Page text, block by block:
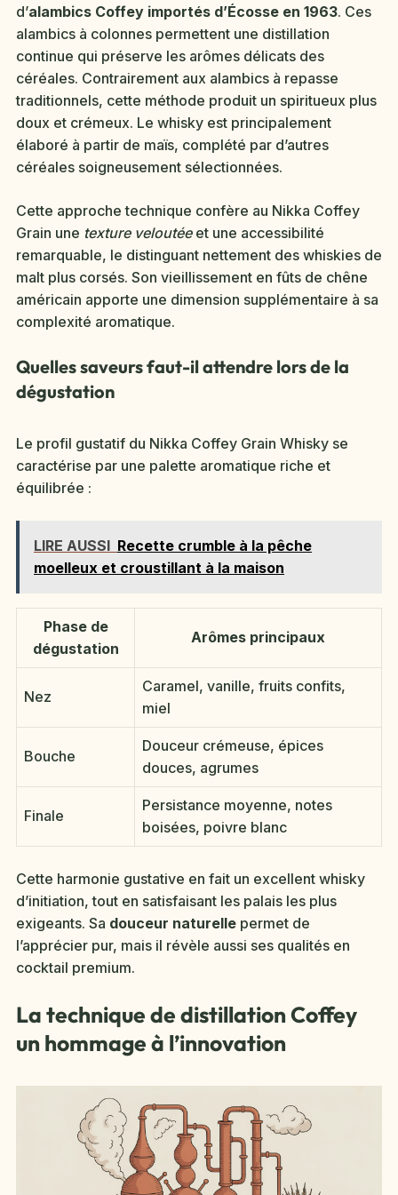
d’alambics Coffey importés d’Écosse en 1963. Ces
alambics à colonnes permettent une distillation
continue qui préserve les arômes délicats des
céréales. Contrairement aux alambics à repasse
traditionnels, cette méthode produit un spiritueux plus
doux et crémeux. Le whisky est principalement
élaboré à partir de maïs, complété par d’autres
céréales soigneusement sélectionnées.
Cette approche technique confère au Nikka Coffey
Grain une texture veloutéeet une accessibilité
remarquable, le distinguant nettement des whiskies de
malt plus corsés. Son vieillissement en fûts de chêne
américain apporte une dimension supplémentaire à sa
complexité aromatique.
Quelles saveurs faut-il attendre lors de la
dégustation
Le profil gustatif du Nikka Coffey Grain Whisky se
caractérise par une palette aromatique riche et
équilibrée :
LIRE AUSSI Recette crumble à la pêche
moelleux et croustillant à la maison
Phase de
dégustation
Arômes principaux
Nez
Caramel, vanille, fruits confits,
miel
Bouche
Douceur crémeuse, épices
douces, agrumes
Finale
Persistance moyenne, notes
boisées, poivre blanc
Cette harmonie gustative en fait un excellent whisky
d’initiation, tout en satisfaisant les palais les plus
exigeants. Sa douceur naturelle permet de
l’apprécier pur, mais il révèle aussi ses qualités en
cocktail premium.
La technique de distillation Coffey
un hommage à l’innovation